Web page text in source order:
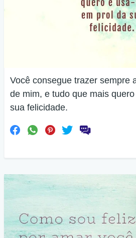
Você consegue trazer sempre
de mim, e tudo que mais
sua felicidade.